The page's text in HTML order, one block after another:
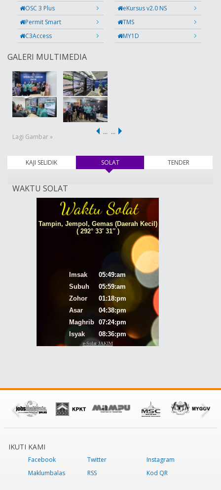
OSC 3 Plus
eKursus v2.0 NS
Permit Smart
TMS
C3Access
MY1D
GALERI MULTIMEDIA
Lagi Gambar »
… …
KAJI SELIDIK SOLAT(tab aktif) TENDER
WAKTU SOLAT
IKUTI KAMI
Facebook Twitter
Instagram
Maklumbalas
RSS Kod QR